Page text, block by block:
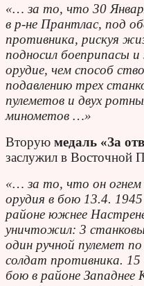
«… за то, что 30
в р-не Прантлас, под
противника, рискуя
подносил боеприпасы
орудие, чем способ
подавлению трех
пулеметов и двух
минометов …»
Вторую медаль «За
заслужил в Восточной
«… за то, что он огнем
орудия в бою 13.4. 1945
районе южнее
уничтожил: 3
один ручной пулемет
солдат противника. 15
бою в районе Западнее